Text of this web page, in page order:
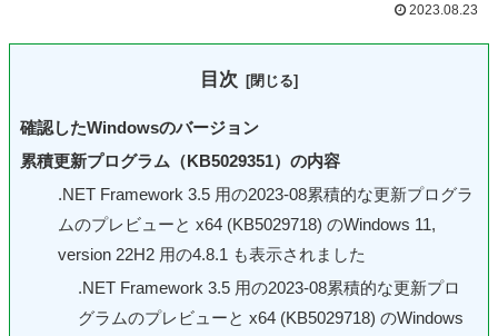
2023.08.23
目次
確認したWindowsのバージョン
累積更新プログラム（KB5029351）の内容
.NET Framework 3.5 用の2023-08累積的な更新プログラ
ムのプレビューと x64 (KB5029718) のWindows 11,
version 22H2 用の4.8.1 も表示されました
.NET Framework 3.5 用の2023-08累積的な更新プロ
グラムのプレビューと x64 (KB5029718) のWindows